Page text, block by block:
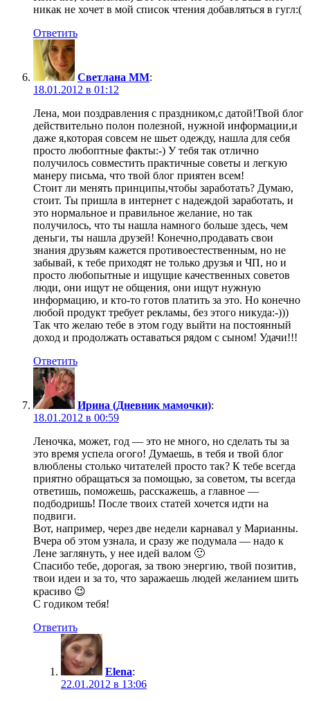
никак не хочет в мой список чтения добавляться в гугл:(
Ответить
Светлана ММ:
18.01.2012 в 01:12
Лена, мои поздравления с праздником,с датой!Твой блог
действительно полон полезной, нужной информации,и
даже я,которая совсем не шьет одежду, нашла для себя
просто любоптные факты:-) У тебя так отлично
получилось совместить практичные советы и легкую
манеру письма, что твой блог приятен всем!
Стоит ли менять принципы,чтобы заработать? Думаю,
стоит. Ты пришла в интернет с надеждой заработать, и
это нормальное и правильное желание, но так
получилось, что ты нашла намного больше здесь, чем
деньги, ты нашла друзей! Конечно,продавать свои
знания друзьям кажется противоестественным, но не
забывай, к тебе приходят не только друзья и ЧП, но и
просто любопытные и ищущие качественных советов
люди, они ищут не общения, они ищут нужную
информацию, и кто-то готов платить за это. Но конечно
любой продукт требует рекламы, без этого никуда:-)))
Так что желаю тебе в этом году выйти на постоянный
доход и продолжать оставаться рядом с сыном! Удачи!!!
Ответить
Ирина (Дневник мамочки):
18.01.2012 в 00:59
Леночка, может, год — это не много, но сделать ты за
это время успела огого! Думаешь, в тебя и твой блог
влюблены столько читателей просто так? К тебе всегда
приятно обращаться за помощью, за советом, ты всегда
ответишь, поможешь, расскажешь, а главное —
подбодришь! После твоих статей хочется идти на
подвиги.
Вот, например, через две недели карнавал у Марианны.
Вчера об этом узнала, и сразу же подумала — надо к
Лене заглянуть, у нее идей валом 🙂
Спасибо тебе, дорогая, за твою энергию, твой позитив,
твои идеи и за то, что заражаешь людей желанием шить
красиво 😉
С годиком тебя!
Ответить
Elena:
22.01.2012 в 13:06